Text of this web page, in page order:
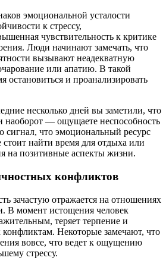
эмоциональной усталости
к стрессу,
чувствительность к критике
Люди начинают замечать, что
вызывают неадекватную
или апатию. В такой
остановиться и проанализировать
несколько дней вы заметили, что
наоборот — ощущаете неспособность
сигнал, что эмоциональный ресурс
найти время для отдыха или
на позитивные аспекты жизни.
конфликтов
зачастую отражается на отношениях
В момент истощения человек
теряет терпение и
Некоторые замечают, что
вовсе, что ведет к ощущению
стрессу.